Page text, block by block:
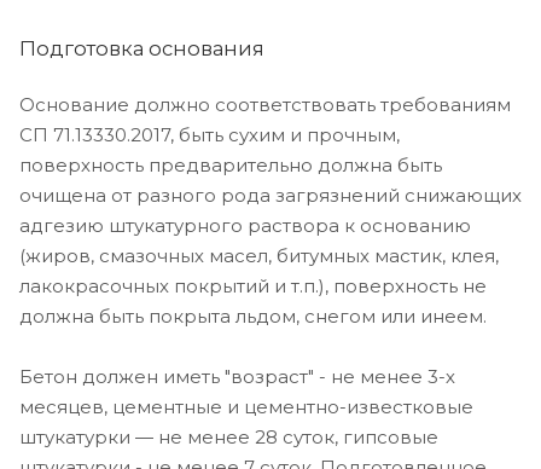
Подготовка основания
Основание должно соответствовать требованиям
СП 71.13330.2017, быть сухим и прочным,
поверхность предварительно должна быть
очищена от разного рода загрязнений снижающих
адгезию штукатурного раствора к основанию
(жиров, смазочных масел, битумных мастик, клея,
лакокрасочных покрытий и т.п.), поверхность не
должна быть покрыта льдом, снегом или инеем.
Бетон должен иметь "возраст" - не менее 3-х
месяцев, цементные и цементно-известковые
штукатурки — не менее 28 суток, гипсовые